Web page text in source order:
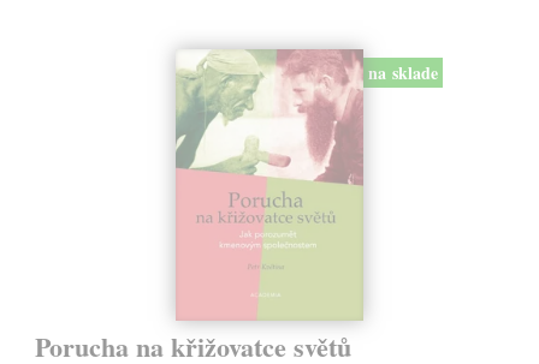
na sklade
Porucha na křižovatce světů